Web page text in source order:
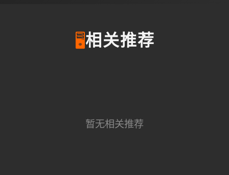
🖥️相关推荐
暂无相关推荐